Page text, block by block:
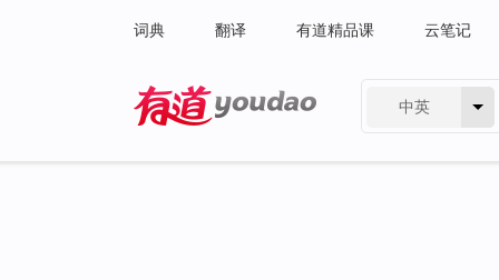
词典 翻译 有道精品课 云笔记
中英